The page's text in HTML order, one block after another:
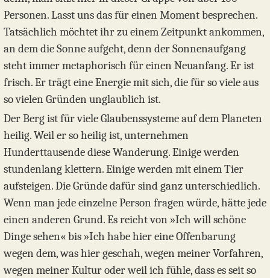
Personen. Lasst uns das für einen Moment besprechen.
Tatsächlich möchtet ihr zu einem Zeitpunkt ankommen,
an dem die Sonne aufgeht, denn der Sonnenaufgang
steht immer metaphorisch für einen Neuanfang. Er ist
frisch. Er trägt eine Energie mit sich, die für so viele aus
so vielen Gründen unglaublich ist.
Der Berg ist für viele Glaubenssysteme auf dem Planeten
heilig. Weil er so heilig ist, unternehmen
Hunderttausende diese Wanderung. Einige werden
stundenlang klettern. Einige werden mit einem Tier
aufsteigen. Die Gründe dafür sind ganz unterschiedlich.
Wenn man jede einzelne Person fragen würde, hätte jede
einen anderen Grund. Es reicht von »Ich will schöne
Dinge sehen« bis »Ich habe hier eine Offenbarung
wegen dem, was hier geschah, wegen meiner Vorfahren,
wegen meiner Kultur oder weil ich fühle, dass es seit so